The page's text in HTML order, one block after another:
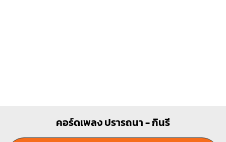
คอร์ดเพลง ปรารถนา - กินรี